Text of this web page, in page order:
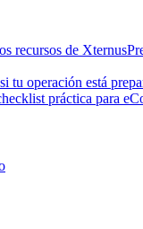
recursos de Xternus
tu operación está
práctica para